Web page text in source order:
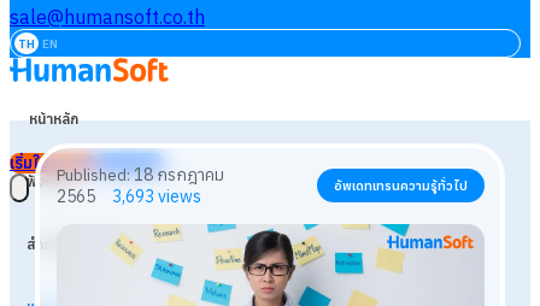
sale@humansoft.co.th
TH EN
หน้าหลัก
ฟังก์ชัน
สำหรับธุรกิจ
เริ่มใช้งานฟรี เข้าสู่ระบบ